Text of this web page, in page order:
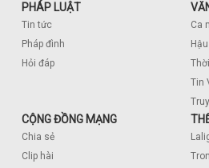
PHÁP LUẬT
Tin tức
Pháp đình
Hỏi đáp
Ca
Tin
CỘNG ĐỒNG MẠNG
Chia sẻ
Clip hài